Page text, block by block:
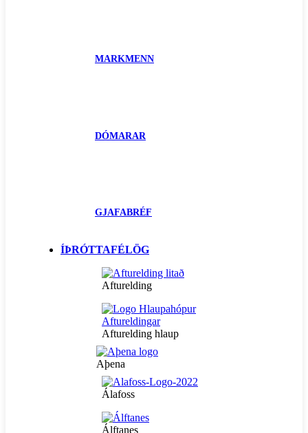
MARKMENN
DÓMARAR
GJAFABRÉF
ÍÞRÓTTAFÉLÖG
Afturelding
Afturelding hlaup
Aþena
Álafoss
Álftanes